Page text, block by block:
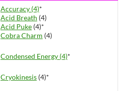
Accuracy (4)*
Acid Breath (4)
Acid Puke (4)*
Cobra Charm (4)
Condensed Energy (4)*
Cryokinesis (4)*